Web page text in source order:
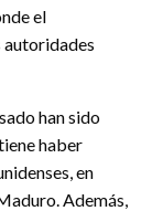
el
autoridades
han sido
haber
en
Además,